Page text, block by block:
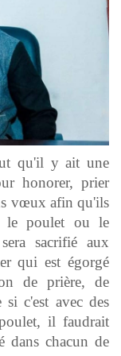
qu'il y ait une
honorer, prier
vœux afin qu'ils
le poulet ou le
sacrifié aux
qui est égorgé
de prière, de
c'est avec des
il faudrait
dans chacun de